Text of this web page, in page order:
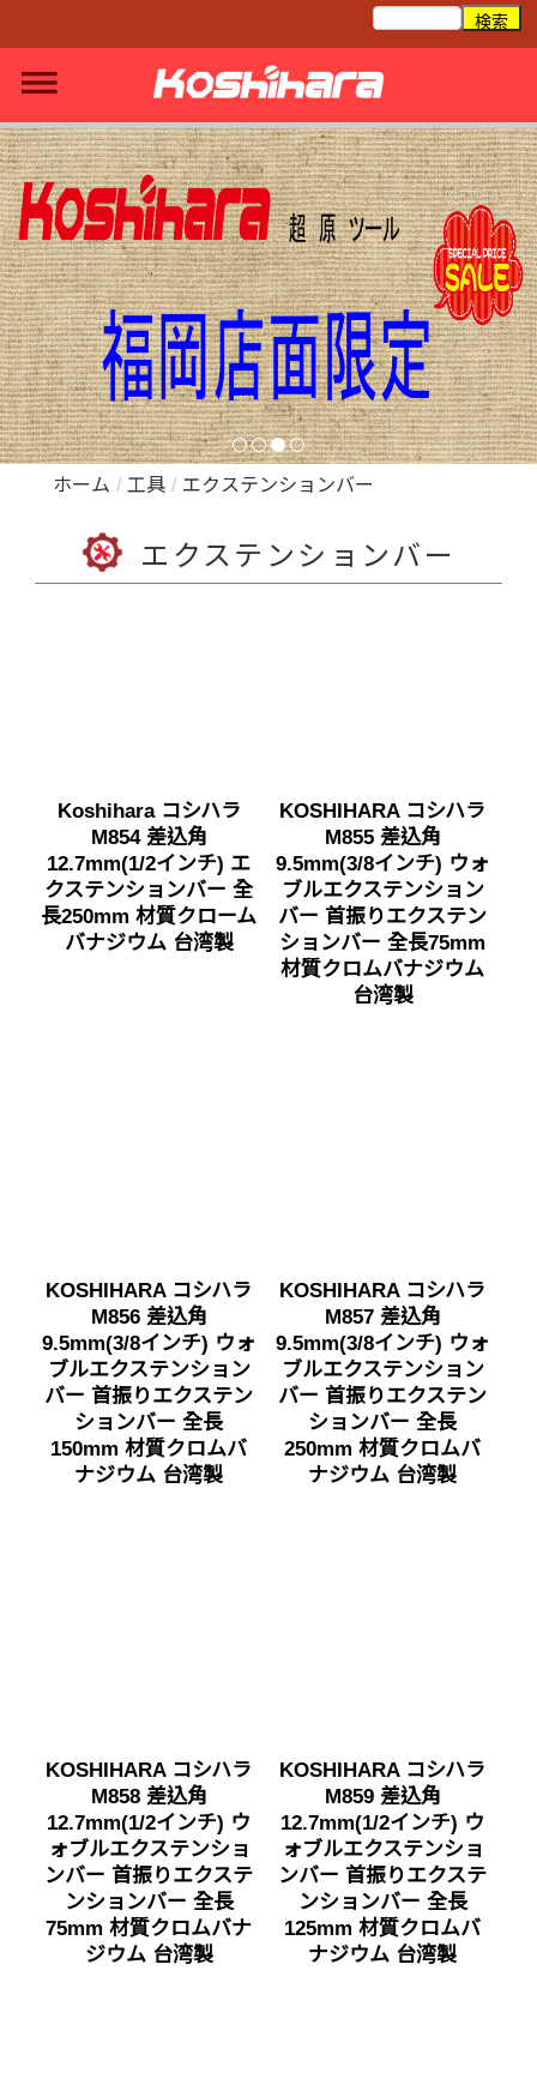
ホーム / 工具 / エクステンションバー
エクステンションバー
Koshihara コシハラ
M854 差込角
12.7mm(1/2インチ) エ
クステンションバー 全
長250mm 材質クローム
バナジウム 台湾製
KOSHIHARA コシハラ
M855 差込角
9.5mm(3/8インチ) ウォ
ブルエクステンション
バー 首振りエクステン
ションバー 全長75mm
材質クロムバナジウム
台湾製
KOSHIHARA コシハラ
M856 差込角
9.5mm(3/8インチ) ウォ
ブルエクステンション
バー 首振りエクステン
ションバー 全長
150mm 材質クロムバ
ナジウム 台湾製
KOSHIHARA コシハラ
M857 差込角
9.5mm(3/8インチ) ウォ
ブルエクステンション
バー 首振りエクステン
ションバー 全長
250mm 材質クロムバ
ナジウム 台湾製
KOSHIHARA コシハラ
M858 差込角
12.7mm(1/2インチ) ウ
ォブルエクステンショ
ンバー 首振りエクステ
ンションバー 全長
75mm 材質クロムバナ
ジウム 台湾製
KOSHIHARA コシハラ
M859 差込角
12.7mm(1/2インチ) ウ
ォブルエクステンショ
ンバー 首振りエクステ
ンションバー 全長
125mm 材質クロムバ
ナジウム 台湾製